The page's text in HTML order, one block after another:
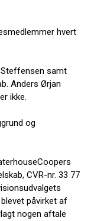
hvert
samt
Anders Ørjan
ikke.
og
CVR-nr. 33 77
påvirket af
nogen aftale